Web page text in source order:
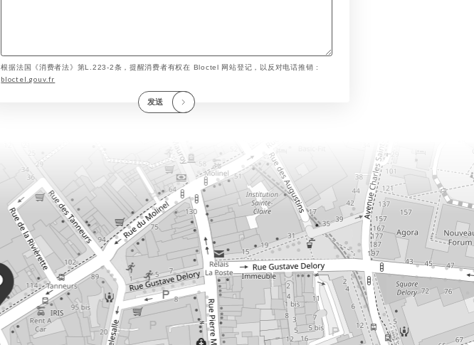
根据法国《消费者法》第L.223-2条，提醒消费者有权在 Bloctel 网站登记，以反对电话推销 :
bloctel.gouv.fr
发送